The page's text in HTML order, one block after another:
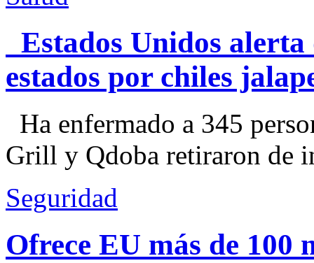
Estados Unidos alerta
estados por chiles
Ha enfermado a 345
Grill y Qdoba retiraron de
Seguridad
Ofrece EU más de 100